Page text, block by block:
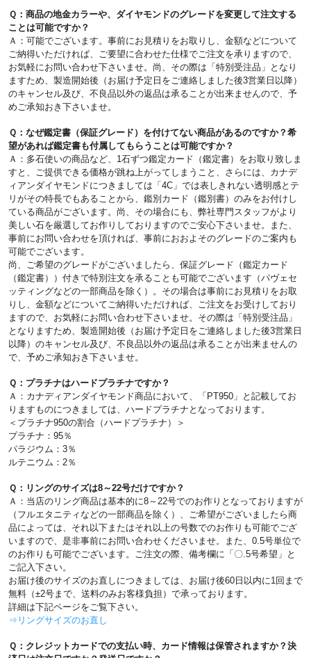
Ｑ：商品の地金カラーや、ダイヤモンドのグレードを変更して注文する
ことは可能ですか？
Ａ：可能でございます。事前にお見積りをお取りし、金額などについて
ご納得いただければ、ご要望に合わせた仕様でご注文を承りますので、
お気軽にお問い合わせ下さいませ。尚、その際は「特別受注品」となり
ますため、製造開始後（お届け予定日をご連絡しました後3営業日以降）
のキャンセル及び、不良品以外の返品は承ることが出来ませんので、予
めご承知おき下さいませ。
Ｑ：なぜ鑑定書（保証グレード）を付けてない商品があるのですか？希
望があれば鑑定書も付属してもらうことは可能ですか？
Ａ：多石使いの商品など、1石ずつ鑑定カード（鑑定書）をお取り致しま
すと、ご提供できる価格が跳ね上がってしまうこと、さらには、カナデ
ィアンダイヤモンドにつきましては「4C」では表しきれない透明感とテ
リがその特長でもあることから、鑑別カード（鑑別書）のみをお付けし
ている商品がございます。尚、その場合にも、弊社専門スタッフがより
美しい石を厳選してお作りしておりますのでご安心下さいませ。また、
事前にお問い合わせを頂ければ、事前におおよそのグレードのご案内も
可能でございます。
尚、ご希望のグレードがございましたら、保証グレード（鑑定カード
（鑑定書））付きで特別注文を承ることも可能でございます（パヴェセ
ッティングなどの一部商品を除く）。その場合は事前にお見積りをお取
りし、金額などについてご納得いただければ、ご注文をお受けしており
ますので、お気軽にお問い合わせ下さいませ。その際は「特別受注品」
となりますため、製造開始後（お届け予定日をご連絡しました後3営業日
以降）のキャンセル及び、不良品以外の返品は承ることが出来ませんの
で、予めご承知おき下さいませ。
Ｑ：プラチナはハードプラチナですか？
Ａ：カナディアンダイヤモンド商品において、「PT950」と記載してお
りますものにつきましては、ハードプラチナとなっております。
＜プラチナ950の割合（ハードプラチナ）＞
プラチナ：95％
パラジウム：3％
ルテニウム：2％
Ｑ：リングのサイズは8～22号だけですか？
Ａ：当店のリング商品は基本的に8～22号でのお作りとなっておりますが
（フルエタニティなどの一部商品を除く）、ご希望がございましたら商
品によっては、それ以下またはそれ以上の号数でのお作りも可能でござ
いますので、是非事前にお問い合わせくださいませ。また、0.5号単位で
のお作りも可能でございます。ご注文の際、備考欄に「〇.5号希望」と
ご記入下さい。
お届け後のサイズのお直しにつきましては、お届け後60日以内に1回まで
無料（±2号まで、送料のみお客様負担）で承っております。
詳細は下記ページをご覧下さい。
⇒リングサイズのお直し
Ｑ：クレジットカードでの支払い時、カード情報は保管されますか？決